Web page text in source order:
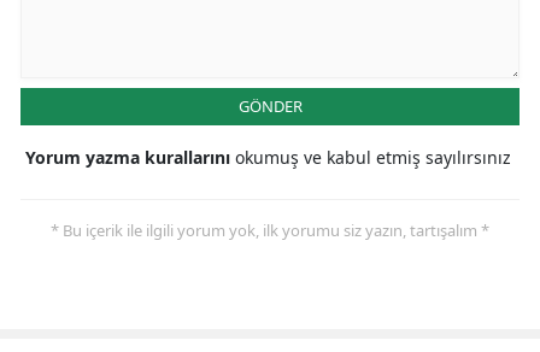
GÖNDER
Yorum yazma kurallarını okumuş ve kabul etmiş sayılırsınız
* Bu içerik ile ilgili yorum yok, ilk yorumu siz yazın, tartışalım *